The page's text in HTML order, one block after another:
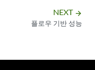
NEXT arrow_forward
플로우 기반 성능